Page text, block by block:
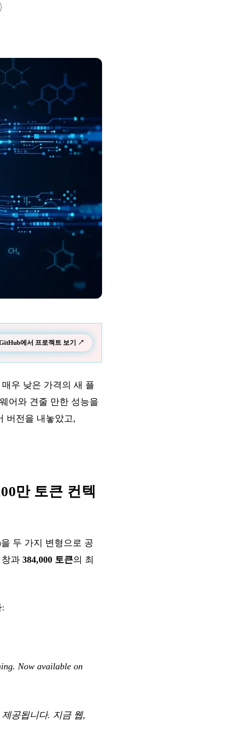
에서 프로젝트 보기 ↗
우 낮은 가격의 새 플
어와 견줄 만한 성능을
버전을 내놓았고,
만 토큰 컨텍
두 가지 변형으로 공
과 384,000 토큰의 최
Now available on
제공됩니다. 지금 웹,